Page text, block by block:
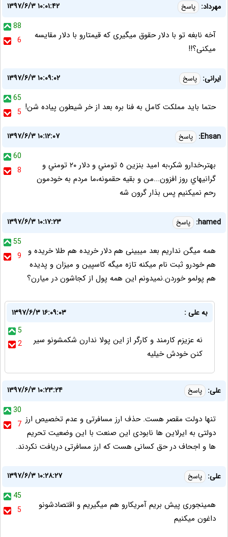
مهرداد: پاسخ
۱۳۹۷/۶/۳ ۱۰:۰۱:۴۲
88
6
آخه نابغه تو با دلار حقوق میگیری که قیمتارو با دلار مقایسه
میکنی؟!!
ایرانی: پاسخ
۱۳۹۷/۶/۳ ۱۰:۰۹:۰۲
65
5 حتما باید مملکت کامل به فنا بره بعد از خر شیطون پیاده شن!
Ehsan: پاسخ
۱۳۹۷/۶/۳ ۱۰:۱۲:۰۷
60
8
بهتر،خدارو شكر،به اميد بنزين ٥ تومني و دلار ٢٠ تومني و
گرانيهاي روز افزون...من و بقيه حقمونه،ما مردم به خودمون
رحم نميكنيم پس بذار گرون شه
hamed: پاسخ
۱۳۹۷/۶/۳ ۱۰:۱۷:۲۳
55
9
همه میگن نداریم بعد میبینی هم دلار خریده هم طلا خریده و
هم خودرو ثبت نام میکنه تازه میگه کاسپین و میزان و پدیده
هم پولمو خوردن.نمیدونم این همه پول از کجاشون در میارن؟
به علی :
۱۳۹۷/۶/۳ ۱۶:۰۹:۰۳
5
2
نه عزیزم کارمند و کارگر از این پولا ندارن شکمشونو سیر
کنن خودش خیلیه
علی: پاسخ
۱۳۹۷/۶/۳ ۱۰:۲۳:۲۴
30
7 تنها دولت مقصر هست. حذف ارز مسافرتی و عدم تخصیص ارز
دولتی به ایرلاین ها نابودی این صنعت با این وضعیت تحریم
ها و اجحاف در حق کسانی هست که ارز مسافرتی دریافت نکردند.
علی: پاسخ
۱۳۹۷/۶/۳ ۱۰:۲۸:۲۷
45
5
همینجوری پیش بریم آمریکارو هم میگیریم و اقتصادشونو
داغون میکنیم